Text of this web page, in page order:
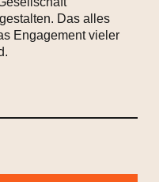
Das alles
Engagement vieler